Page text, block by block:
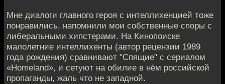
Мне диалоги главного героя с интеллихенцией тоже
понравились, напомнили мои собственные споры с
либеральными хипстерами. На Кинопоиске
малолетние интеллихенты (автор рецензии 1989
года рождения) сравнивают "Спящие" с сериалом
«Homeland», и сетуют на обилие в нём российской
пропаганды, жаль что не западной.